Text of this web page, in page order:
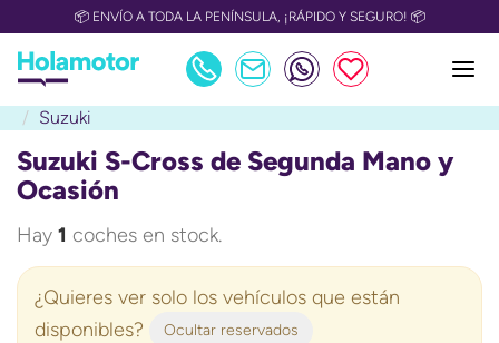
📦 ENVÍO A TODA LA PENÍNSULA, ¡RÁPIDO Y SEGURO! 📦
Suzuki
Suzuki S-Cross de Segunda Mano y
Ocasión
Hay 1 coches en stock.
¿Quieres ver solo los vehículos que están
disponibles?
Ocultar reservados